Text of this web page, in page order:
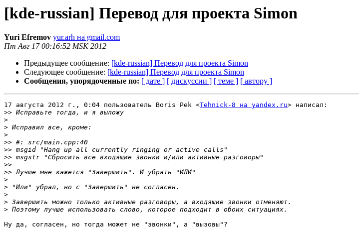
[kde-russian] Перевод для проекта Simon
Yuri Efremov yur.arh на gmail.com
Пт Авг 17 00:16:52 MSK 2012
Предыдущее сообщение: [kde-russian] Перевод для проекта Simon
Следующее сообщение: [kde-russian] Перевод для проекта Simon
Сообщения, упорядоченные по: [ дате ] [ дискуссии ] [ теме ] [ автору ]
17 августа 2012 г., 0:04 пользователь Boris Pek <Tehnick-8 на yandex.ru> написал:
>>
>
>
>
>>
>>
>>
>>
>>
>
>
>
>
>
Ну да, согласен, но тогда может не "звонки", а "вызовы"?